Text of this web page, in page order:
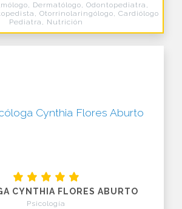
Dermatólogo, Odontopediatra,
Otorrinolaringólogo, Cardiólogo
Pediatra, Nutrición
CYNTHIA FLORES ABURTO
Psicología